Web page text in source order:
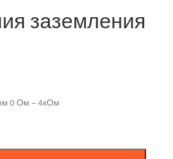
заземления
0 Ом – 4кОм